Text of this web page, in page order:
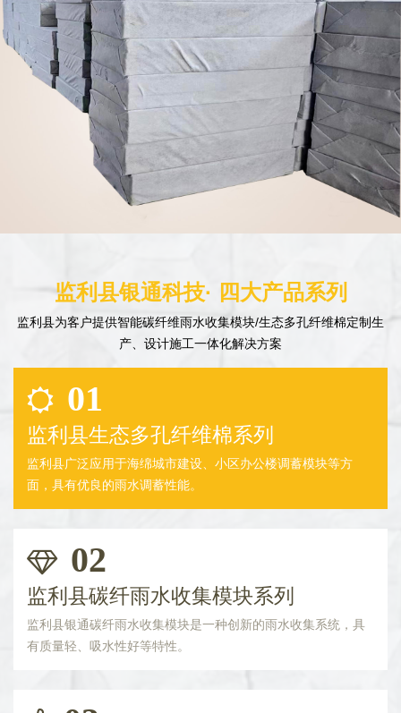
监利县银通科技· 四大产品系列
监利县为客户提供智能碳纤维雨水收集模块/生态多孔纤维棉定制生
产、设计施工一体化解决方案
01
监利县生态多孔纤维棉系列
监利县广泛应用于海绵城市建设、小区办公楼调蓄模块等方
面，具有优良的雨水调蓄性能。
02
监利县碳纤雨水收集模块系列
监利县银通碳纤雨水收集模块是一种创新的雨水收集系统，具
有质量轻、吸水性好等特性。